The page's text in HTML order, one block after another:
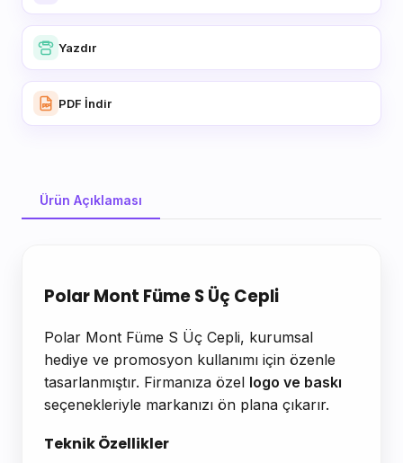
Yazdır
PDF İndir
Ürün Açıklaması
Polar Mont Füme S Üç Cepli
Polar Mont Füme S Üç Cepli, kurumsal
hediye ve promosyon kullanımı için özenle
tasarlanmıştır. Firmanıza özel logo ve baskı
seçenekleriyle markanızı ön plana çıkarır.
Teknik Özellikler